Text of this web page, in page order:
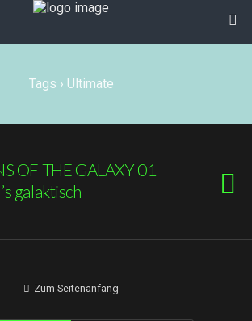
Tags › Ultimate
OF THE GALAXY 01
galaktisch
Zum Seitenanfang